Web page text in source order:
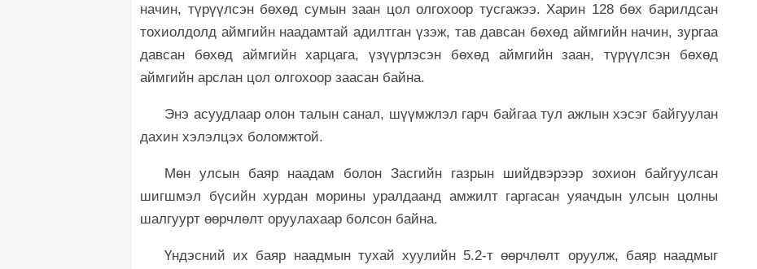
начин, түрүүлсэн бөхөд сумын заан цол олгохоор тусгажээ. Харин 128 бөх барилдсан
тохиолдолд аймгийн наадамтай адилтган үзэж, тав давсан бөхөд аймгийн начин, зургаа
давсан бөхөд аймгийн харцага, үзүүрлэсэн бөхөд аймгийн заан, түрүүлсэн бөхөд
аймгийн арслан цол олгохоор заасан байна.
Энэ асуудлаар олон талын санал, шүүмжлэл гарч байгаа тул ажлын хэсэг байгуулан
дахин хэлэлцэх боломжтой.
Мөн улсын баяр наадам болон Засгийн газрын шийдвэрээр зохион байгуулсан
шигшмэл бүсийн хурдан морины уралдаанд амжилт гаргасан уяачдын улсын цолны
шалгуурт өөрчлөлт оруулахаар болсон байна.
Үндэсний их баяр наадмын тухай хуулийн 5.2-т өөрчлөлт оруулж, баяр наадмыг